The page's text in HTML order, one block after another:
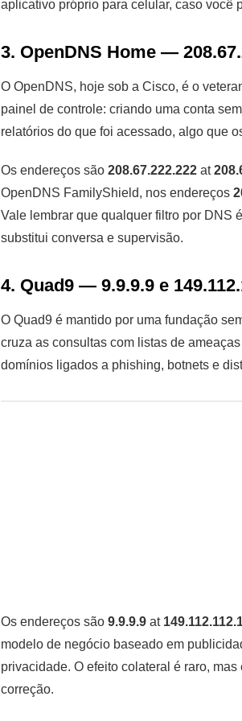
aplicativo próprio para celular, caso você
3. OpenDNS Home —
O OpenDNS, hoje sob a Cisco, é o
painel de controle: criando uma conta
relatórios do que foi acessado, algo que
Os endereços são 208.67.222.222 at
OpenDNS FamilyShield, nos endereços
Vale lembrar que qualquer filtro por DNS
substitui conversa e supervisão.
4. Quad9 — 9.9.9.9 e
O Quad9 é mantido por uma fundação
cruza as consultas com listas de
domínios ligados a phishing, botnets e
Os endereços são 9.9.9.9 at
modelo de negócio baseado em
privacidade. O efeito colateral é raro,
correção.